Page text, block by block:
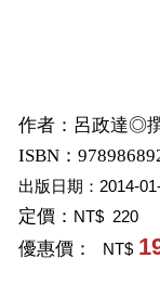
作者： 呂政達◎
ISBN：
出版日期： 2014-
定價： NT$ 220
優惠價： NT$